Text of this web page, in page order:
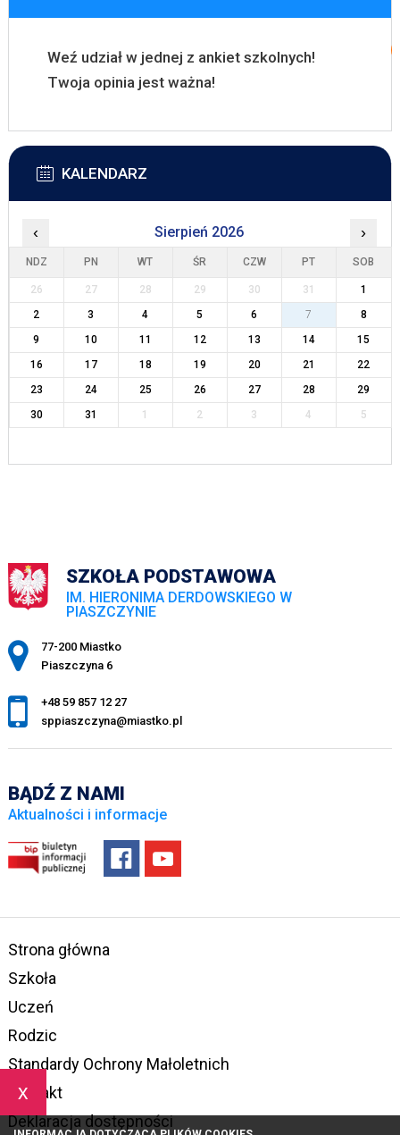
x
Weź udział w jednej z ankiet szkolnych!
Twoja opinia jest ważna!
KALENDARZ
‹ Sierpień 2026 ›
NDZ PN WT ŚR CZW PT SOB
26 27 28 29 30 31
1
2
3 4 5 6 7
8
9
10 11 12 13 14
15
16
17 18 19 20 21
22
23
24 25 26 27 28
29
30
31 1 2 3 4 5
SZKOŁA PODSTAWOWA
IM. HIERONIMA DERDOWSKIEGO W
PIASZCZYNIE
Adres pocztowy:
77-200 Miastko
Piaszczyna 6
+48 59 857 12 27
sppiaszczyna@miastko.pl
BĄDŹ Z NAMI
Aktualności i informacje
Strona główna
Szkoła
Uczeń
Rodzic
Standardy Ochrony Małoletnich
Kontakt
Deklaracja dostępności